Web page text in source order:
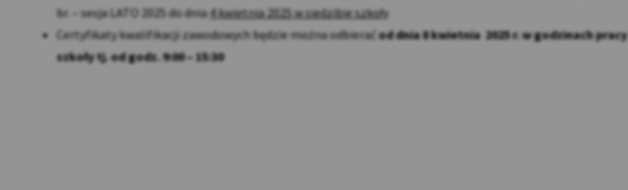
br. – sesja LATO 2025 do dnia4 kwietnia 2025 w siedzibie szkoły
Certyfikaty kwalifikacji zawodowych będzie można odbierać od dnia 8 kwietnia 2025 r. w godzinach pracy
szkoły tj. od godz. 9:00 – 15:30